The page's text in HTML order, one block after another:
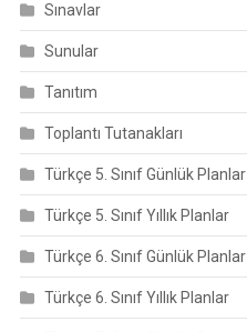
Sınavlar
Sunular
Tanıtım
Toplantı Tutanakları
Türkçe 5. Sınıf Günlük Planlar
Türkçe 5. Sınıf Yıllık Planlar
Türkçe 6. Sınıf Günlük Planlar
Türkçe 6. Sınıf Yıllık Planlar